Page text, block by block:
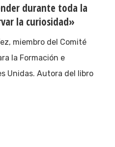
durante toda la
la curiosidad»
miembro del Comité
la Formación e
Unidas. Autora del libro